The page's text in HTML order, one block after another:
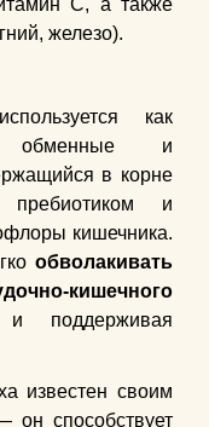
железо).
как
обменные и
в корне
и
кишечника.
обволакивать
кишечного
поддерживая
известен своим
он способствует